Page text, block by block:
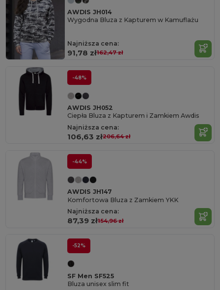
AWDIS JH014
Wygodna Bluza z Kapturem w Kamuflażu
Najniższa cena:
91,78 zł162,47 zł
-48%
AWDIS JH052
Ciepła Bluza z Kapturem i Zamkiem Awdis
Najniższa cena:
106,63 zł206,64 zł
-44%
AWDIS JH147
Komfortowa Bluza z Zamkiem YKK
Najniższa cena:
87,39 zł154,96 zł
-52%
SF Men SF525
Bluza unisex slim fit